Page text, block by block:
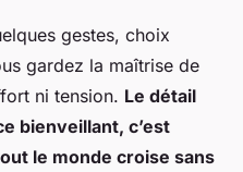
gestes, choix
gardez la maîtrise de
ni tension. Le détail
bienveillant, c’est
le monde croise sans